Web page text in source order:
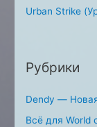
Urban Strike
Рубрики
Dendy —
Всё для World